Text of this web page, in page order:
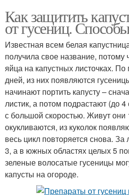
Как защитить
от гусениц.
Известная всем белая
получила свое название, потому
яйца на капустных листочках.
дней, из них появляются
начинают портить капусту –
листик, а потом подрастают (до
с большой скоростью. Живут они
окукливаются, из куколок
весь цикл повторяется снова. За
3, а в южных областях целых 5
зеленые волосатые гусеницы
капусты на огороде.